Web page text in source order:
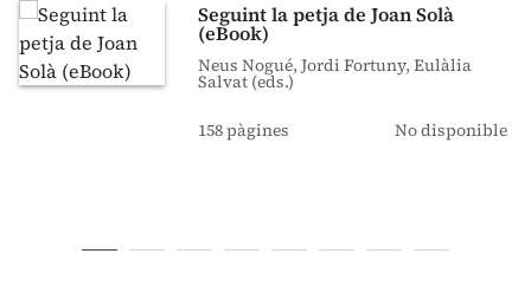
Seguint la petja de Joan Solà
(eBook)
Neus Nogué, Jordi Fortuny, Eulàlia
Salvat (eds.)
158 pàgines No disponible